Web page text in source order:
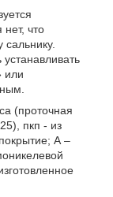
что
сальнику.
или
(проточная
пкп - из
А –